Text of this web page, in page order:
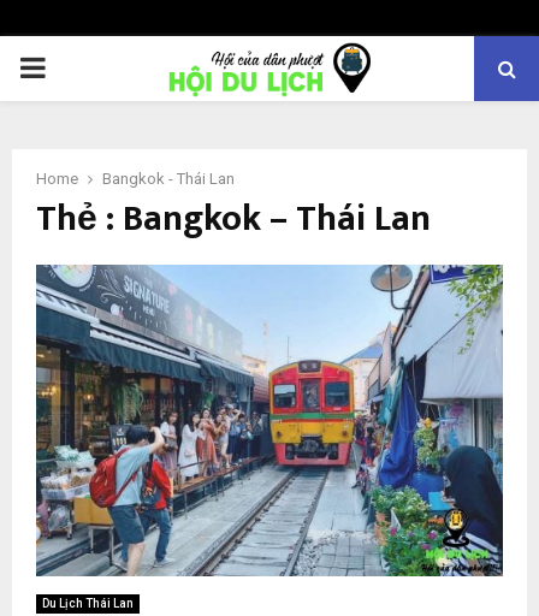
PRIMARY
Home Bangkok - Thái Lan
Thẻ : Bangkok – Thái Lan
Du Lịch Thái Lan